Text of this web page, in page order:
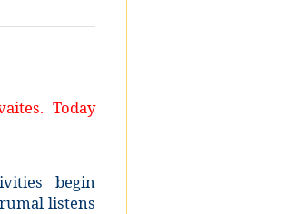
Today
begin
listens